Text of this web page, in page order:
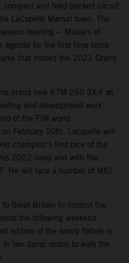
compact and hard-packed circuit
LaCapelle Marival town. The
meeting – ‘Masters of
agenda for the first time since
that hosted the 2021 Grand
brand new KTM 250 SX-F as
and development work
of the FIM world
February 20th. Lacapelle will
champion’s first race of the
2022 livery and with the
He will face a number of MX2
Great Britain to contest the
the following weekend.
edition of the sandy fixture in
two damp motos to walk the